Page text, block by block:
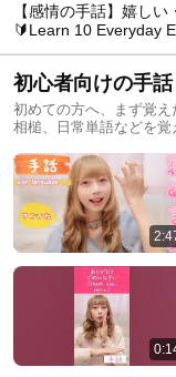
【感情の手話】嬉し
🔰Learn 10 Everyday
初心者向けの手話
初めての方へ、まず覚
相槌、日常単語などを